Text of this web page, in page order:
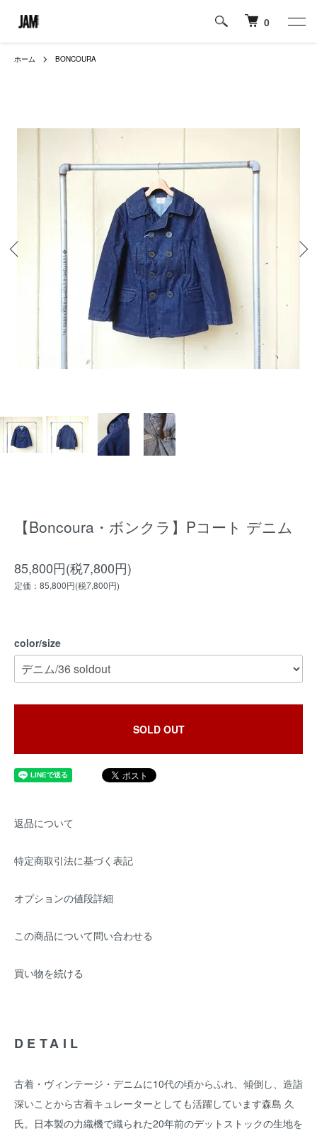
0
ホーム BONCOURA
【Boncoura・ボンクラ】Pコート デニム
85,800円(税7,800円)
定価：85,800円(税7,800円)
color/size
SOLD OUT
返品について
特定商取引法に基づく表記
オプションの値段詳細
この商品について問い合わせる
買い物を続ける
DETAIL
古着・ヴィンテージ・デニムに10代の頃からふれ、傾倒し、造詣
深いことから古着キュレーターとしても活躍しています森島 久
氏。日本製の力織機で織られた20年前のデットストックの生地を